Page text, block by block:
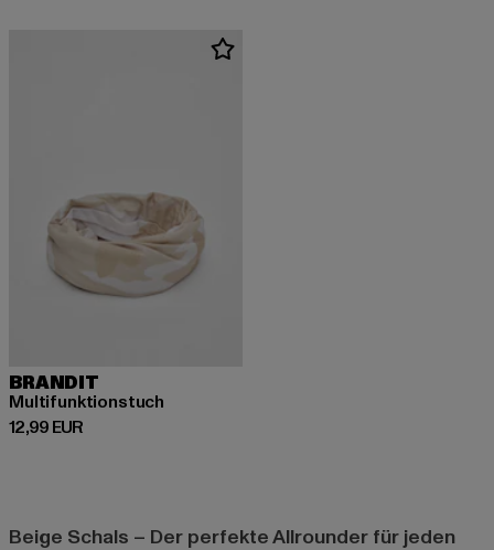
BRANDIT
Multifunktionstuch
12,99 EUR
Derzeitiger Preis: 12,99 EUR
Beige Schals – Der perfekte Allrounder für jeden